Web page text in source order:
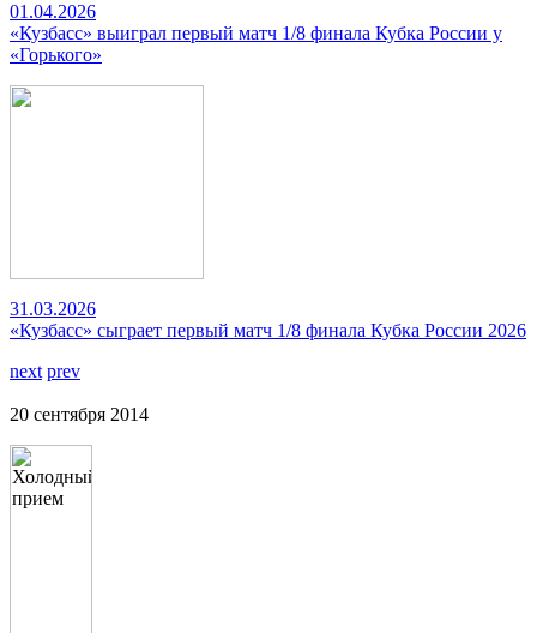
01.04.2026
«Кузбасс» выиграл первый матч 1/8 финала Кубка России у
«Горького»
31.03.2026
«Кузбасс» сыграет первый матч 1/8 финала Кубка России 2026
next prev
20 сентября 2014